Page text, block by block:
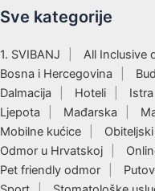
Sve kategorije
1. SVIBANJ All Inclusive
Bosna i Hercegovina
Dalmacija
Hoteli Istra
Ljepota
Mađarska
Mobilne kućice
Odmor u Hrvatskoj
Pet friendly odmor